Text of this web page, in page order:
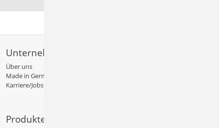
Unternehmen
Über uns
Made in Germany
Karriere/Jobs
Produkte